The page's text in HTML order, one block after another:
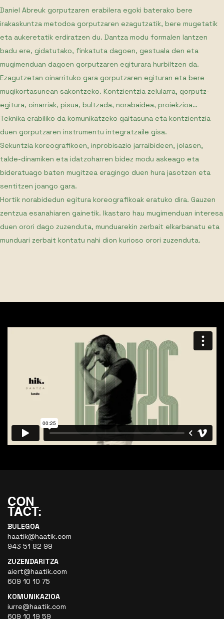
Daniel Abreuk gorputzaren erabilera egoki baterako bere
irakaskuntza metodoa gorputzaren ezagutzatik, bere mugetatik
eta aukeretatik erdiratzen du. Dantza modu formalen lantzen
badu ere, gidatutako, finkatuta dagoen, gestuala den eta
mugimenduan dagoen gorputzaren egiturara hurbiltzen da.
Ezagutzetan oinarrituko gara gorputzaren egituran eta bere
mugikortasunean sakontzeko. Kontzientzia zelularra, gorputz-
egitura, oinarriak, pisua, bultzada, norabaidea, proiekzioa…
Teknika erabiliko da komunikatzeko gaitasuna eta kontzientzia
duen gorputzaren instrumentu integratzaile gisa.
Sekuntzia koreografikoen, inprobisazio jarraibideen, jolasen,
talde-dinamiken eta idatzoharren bidez modu askeago eta
bideratuago baten mugitzea eragingo duen hura jasotzen eta
sentitzen joango gara.
Hortik norabidedun egitura koreografikoak eratuko dira. Gauzen
zentzua esanahiaren gainetik. Ikastaro hau mugimenduan interesa
duen orori dago zuzenduta, munduarekin zerbait elkarbanatu eta
munduari zerbait kontatu nahi dion kurioso orori zuzenduta.
BULEGOA
haatik@haatik.com
943 51 82 99
ZUZENDARITZA
aiert@haatik.com
609 10 10 75
KOMUNIKAZIOA
iurre@haatik.com
609 10 19 59